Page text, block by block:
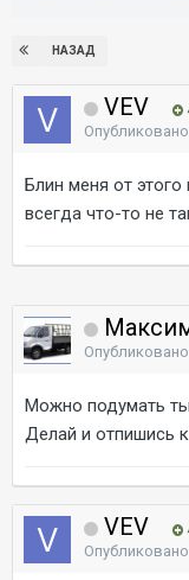
НАЗАД
VEV
Опубликовано
Блин меня от этого
всегда что-то не
Опубликовано
Можно подумать
Делай и отпишись
VEV
Опубликовано